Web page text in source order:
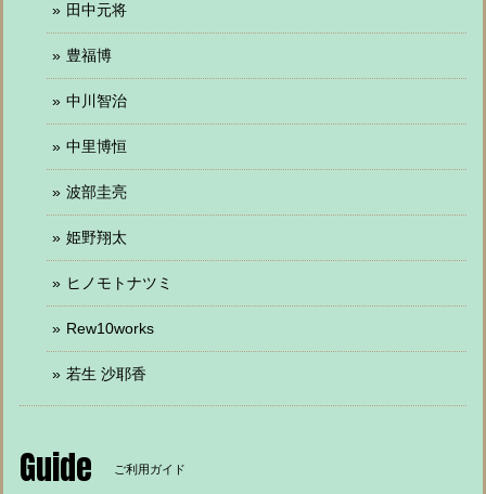
田中元将
豊福博
中川智治
中里博恒
波部圭亮
姫野翔太
ヒノモトナツミ
Rew10works
若生 沙耶香
Guide ご利用ガイド